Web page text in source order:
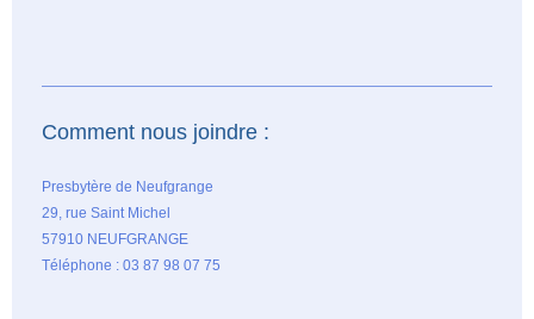
Comment nous joindre :
Presbytère de Neufgrange
29, rue Saint Michel
57910 NEUFGRANGE
Téléphone : 03 87 98 07 75